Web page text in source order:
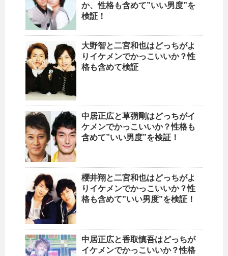
か、性格も含めて”いい男度”を
検証！
大野智と二宮和也はどっちがよ
りイケメンでかっこいいか？性
格も含めて検証
中居正広と草彅剛はどっちがイ
ケメンでかっこいいか？性格も
含めて”いい男度”を検証！
櫻井翔と二宮和也はどっちがよ
りイケメンでかっこいいか？性
格も含めて”いい男度”を検証！
中居正広と香取慎吾はどっちが
イケメンでかっこいいか？性格